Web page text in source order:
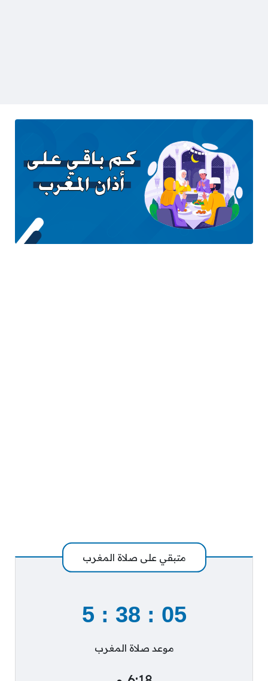
متبقي على صلاة المغرب
05
:
38
:
5
موعد صلاة المغرب